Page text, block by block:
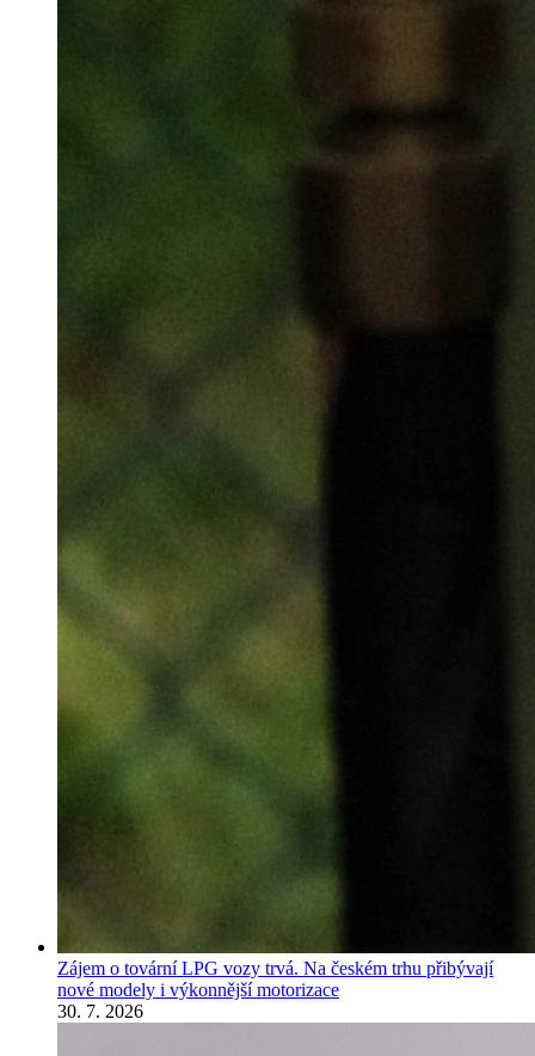
Zájem o tovární LPG vozy trvá. Na českém trhu přibývají
nové modely i výkonnější motorizace
30. 7. 2026